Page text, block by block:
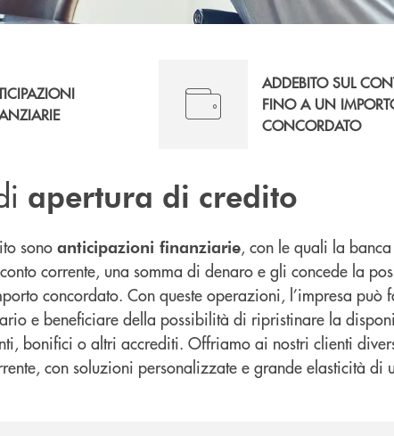
ADDEBITO SUL
FINO A UN
CONCORDATO
apertura di credito
sono anticipazioni finanziarie, con le quali la
corrente, una somma di denaro e gli concede la
concordato. Con queste operazioni, l’impresa può
e beneficiare della possibilità di ripristinare la
bonifici o altri accrediti. Offriamo ai nostri clienti
con soluzioni personalizzate e grande elasticità di